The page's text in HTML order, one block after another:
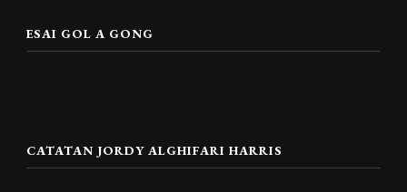
ESAI GOL A GONG
CATATAN JORDY ALGHIFARI HARRIS